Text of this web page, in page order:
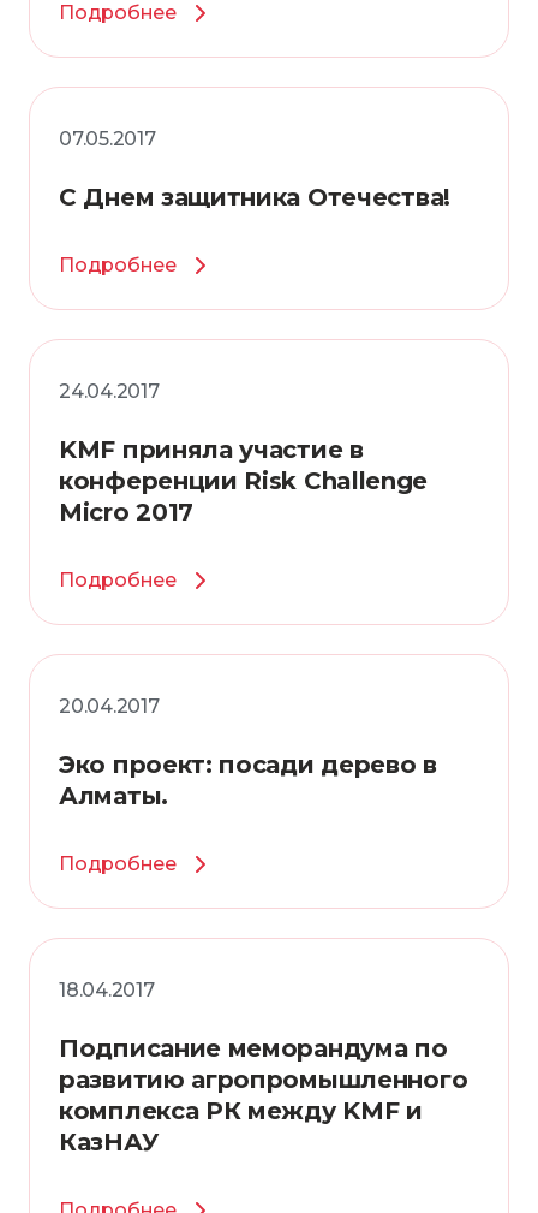
Подробнее
07.05.2017
С Днем защитника Отечества!
Подробнее
24.04.2017
KMF приняла участие в
конференции Risk Challenge
Micro 2017
Подробнее
20.04.2017
Эко проект: посади дерево в
Алматы.
Подробнее
18.04.2017
Подписание меморандума по
развитию агропромышленного
комплекса РК между KMF и
КазНАУ